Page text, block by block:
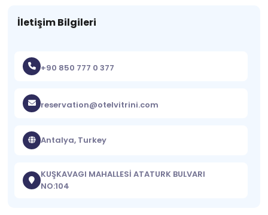
İletişim Bilgileri
+90 850 777 0 377
reservation@otelvitrini.com
Antalya, Turkey
KUŞKAVAGI MAHALLESİ ATATURK BULVARI
NO:104